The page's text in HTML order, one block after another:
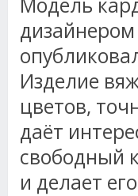
Изделие
цветов,
даёт
свободный
и делает